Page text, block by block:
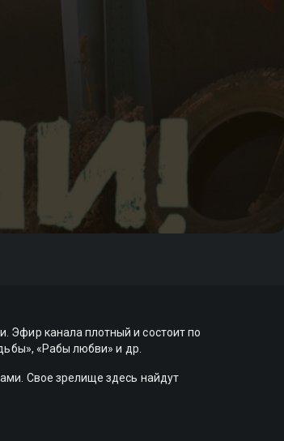
Эфир канала плотный и состоит по
«Рабы любви» и др.
Свое зрелище здесь найдут